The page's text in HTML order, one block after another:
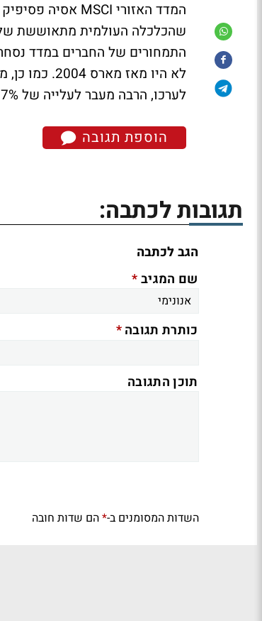
לערכו, הרבה מעבר לעלייה של 0.7% במדד ה-S&P 500 האמריקני.
הוספת תגובה
תגובות לכתבה:
הגב לכתבה
שם המגיב*
כותרת תגובה*
תוכן התגובה
השדות המסומנים ב-*הם שדות חובה